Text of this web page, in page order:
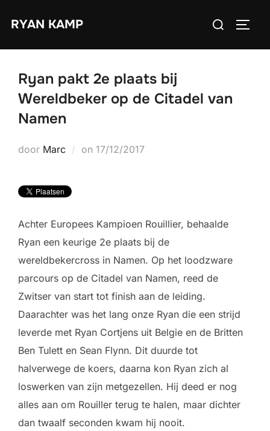
naarRYAN KAMP
Zoek
Ryan pakt 2e plaats bij
Wereldbeker op de Citadel van
Namen
door Marc on Geplaatst
17/12/2017
Achter Europees Kampioen Rouillier, behaalde
Ryan een keurige 2e plaats bij de
wereldbekercross in Namen. Op het loodzware
parcours op de Citadel van Namen, reed de
Zwitser van start tot finish aan de leiding.
Daarachter was het lang onze Ryan die een strijd
leverde met Ryan Cortjens uit Belgie en de Britten
Ben Tulett en Sean Flynn. Dit duurde tot
halverwege de koers, daarna kon Ryan zich al
loswerken van zijn metgezellen. Hij deed er nog
alles aan om Rouiller terug te halen, maar dichter
dan twaalf seconden kwam hij nooit.